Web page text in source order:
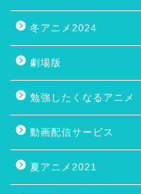
冬アニメ2024
劇場版
勉強したくなるアニメ
動画配信サービス
夏アニメ2021